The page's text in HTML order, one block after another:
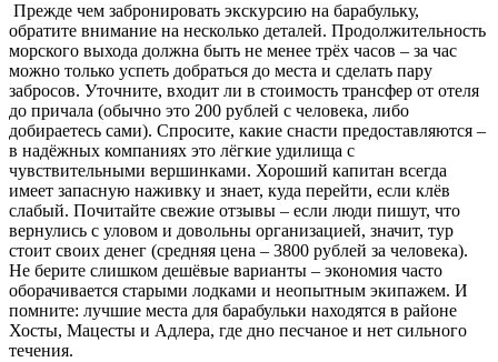
Прежде чем забронировать экскурсию на барабульку,
обратите внимание на несколько деталей. Продолжительность
морского выхода должна быть не менее трёх часов – за час
можно только успеть добраться до места и сделать пару
забросов. Уточните, входит ли в стоимость трансфер от отеля
до причала (обычно это 200 рублей с человека, либо
добираетесь сами). Спросите, какие снасти предоставляются –
в надёжных компаниях это лёгкие удилища с
чувствительными вершинками. Хороший капитан всегда
имеет запасную наживку и знает, куда перейти, если клёв
слабый. Почитайте свежие отзывы – если люди пишут, что
вернулись с уловом и довольны организацией, значит, тур
стоит своих денег (средняя цена – 3800 рублей за человека).
Не берите слишком дешёвые варианты – экономия часто
оборачивается старыми лодками и неопытным экипажем. И
помните: лучшие места для барабульки находятся в районе
Хосты, Мацесты и Адлера, где дно песчаное и нет сильного
течения.